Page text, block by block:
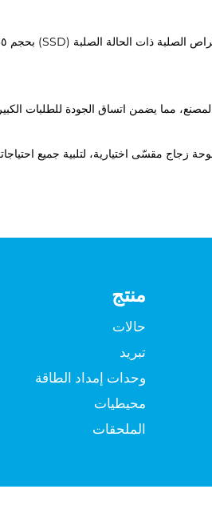
منتج
حالات
تبريد
وحدات إمداد الطاقة
محيطيات
الملحقات